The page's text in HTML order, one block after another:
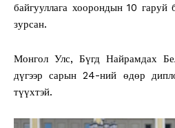
байгууллага хоорондын 10 гаруй
зурсан.
Монгол Улс, Бүгд Найрамдах
дүгээр сарын 24-ний өдөр
түүхтэй.